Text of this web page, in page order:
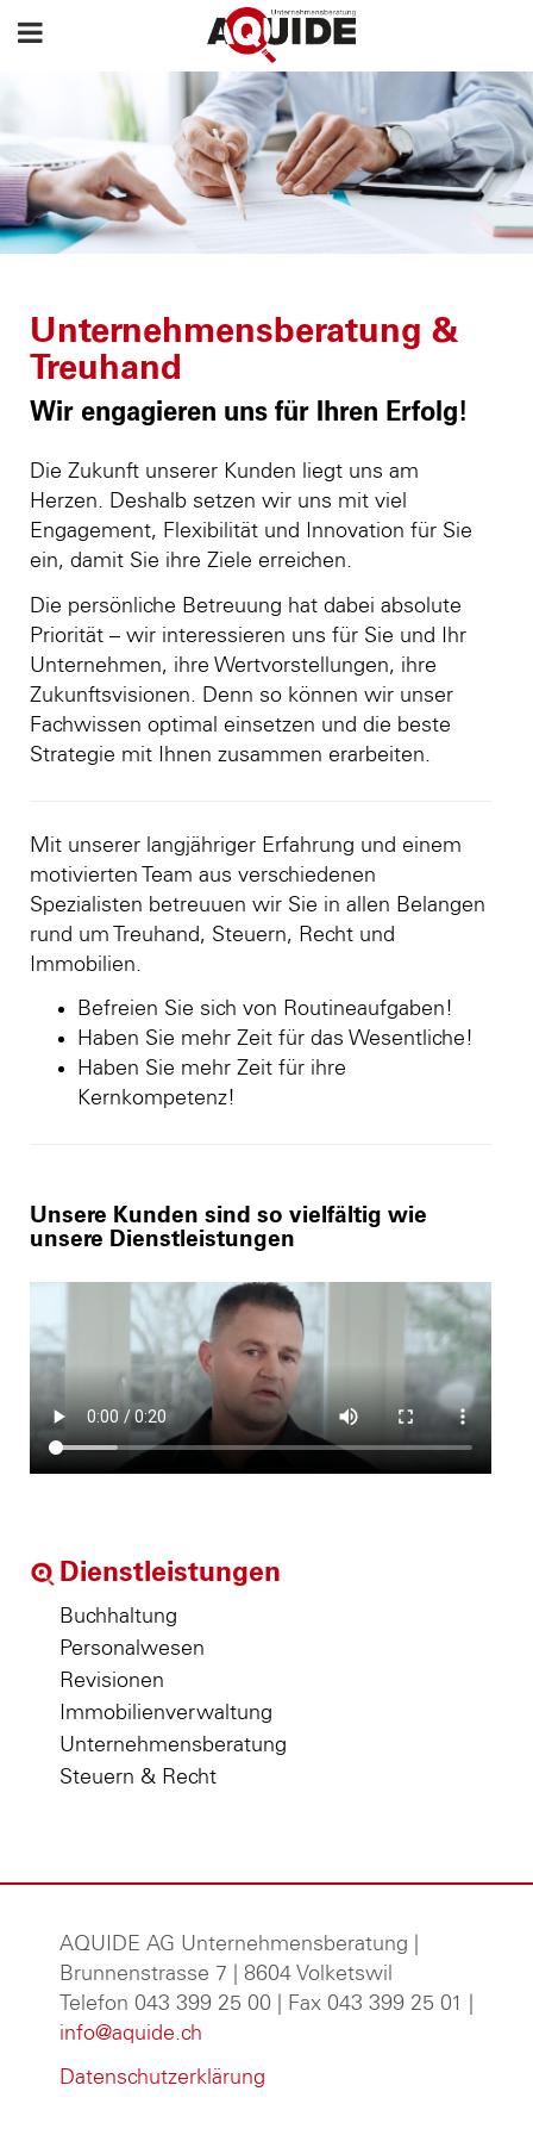
Unternehmensberatung &
Treuhand
Wir engagieren uns für Ihren Erfolg!
Die Zukunft unserer Kunden liegt uns am
Herzen. Deshalb setzen wir uns mit viel
Engagement, Flexibilität und Innovation für Sie
ein, damit Sie ihre Ziele erreichen.
Die persönliche Betreuung hat dabei absolute
Priorität – wir interessieren uns für Sie und Ihr
Unternehmen, ihre Wertvorstellungen, ihre
Zukunftsvisionen. Denn so können wir unser
Fachwissen optimal einsetzen und die beste
Strategie mit Ihnen zusammen erarbeiten.
Mit unserer langjähriger Erfahrung und einem
motivierten Team aus verschiedenen
Spezialisten betreuuen wir Sie in allen Belangen
rund um Treuhand, Steuern, Recht und
Immobilien.
Befreien Sie sich von Routineaufgaben!
Haben Sie mehr Zeit für das Wesentliche!
Haben Sie mehr Zeit für ihre
Kernkompetenz!
Unsere Kunden sind so vielfältig wie
unsere Dienstleistungen
Dienstleistungen
Buchhaltung
Personalwesen
Revisionen
Immobilienverwaltung
Unternehmensberatung
Steuern & Recht
AQUIDE AG Unternehmensberatung
Brunnenstrasse 7 | 8604 Volketswil
Telefon 043 399 25 00 | Fax 043 399 25 01 |
info@aquide.ch
Datenschutzerklärung